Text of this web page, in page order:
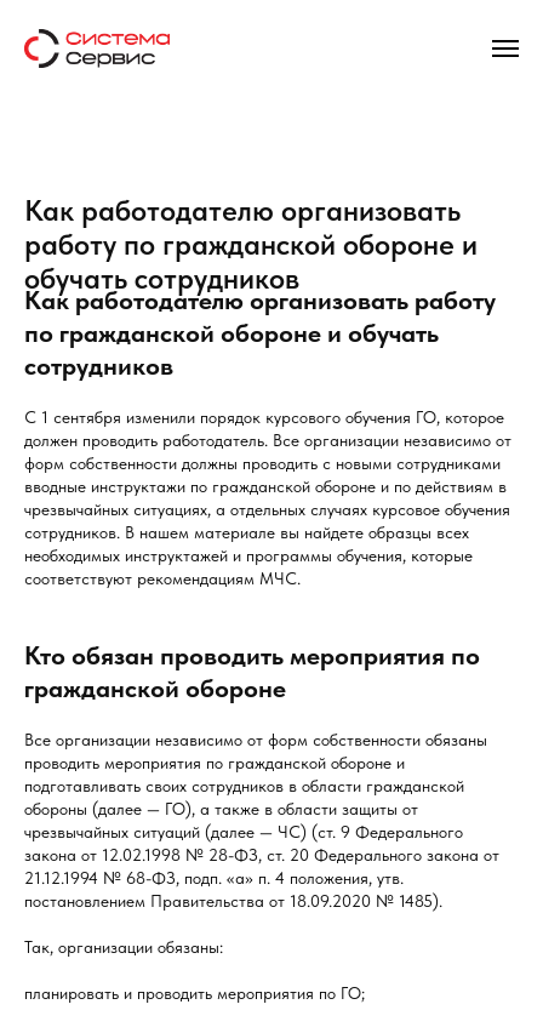
Как работодателю организовать
работу по гражданской обороне и
обучать сотрудников
Как работодателю организовать работу
по гражданской обороне и обучать
сотрудников
С 1 сентября изменили порядок курсового обучения ГО, которое
должен проводить работодатель. Все организации независимо от
форм собственности должны проводить с новыми сотрудниками
вводные инструктажи по гражданской обороне и по действиям в
чрезвычайных ситуациях, а отдельных случаях курсовое обучения
сотрудников. В нашем материале вы найдете образцы всех
необходимых инструктажей и программы обучения, которые
соответствуют рекомендациям МЧС.
Кто обязан проводить мероприятия по
гражданской обороне
Все организации независимо от форм собственности обязаны
проводить мероприятия по гражданской обороне и
подготавливать своих сотрудников в области гражданской
обороны (далее — ГО), а также в области защиты от
чрезвычайных ситуаций (далее — ЧС) (ст. 9 Федерального
закона от 12.02.1998 № 28-ФЗ, ст. 20 Федерального закона от
21.12.1994 № 68-ФЗ, подп. «а» п. 4 положения, утв.
постановлением Правительства от 18.09.2020 № 1485).
Так, организации обязаны:
планировать и проводить мероприятия по ГО;